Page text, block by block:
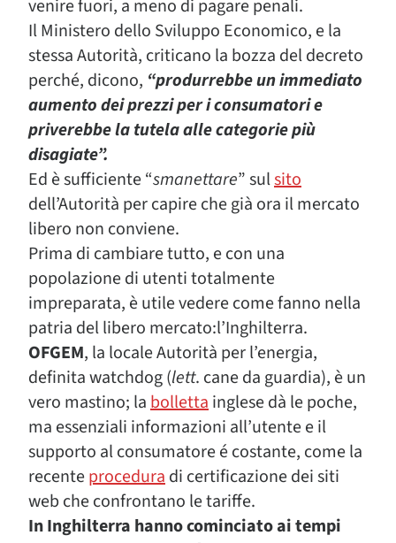
venire fuori, a meno di pagare penali.
Il Ministero dello Sviluppo Economico, e la
stessa Autorità, criticano la bozza del decreto
perché, dicono, “produrrebbe un immediato
aumento dei prezzi per i consumatori e
priverebbe la tutela alle categorie più
disagiate”.
Ed è sufficiente “smanettare” sulsito
dell’Autorità per capire che già ora il mercato
libero non conviene.
Prima di cambiare tutto, e con una
popolazione di utenti totalmente
impreparata, è utile vedere come fanno nella
patria del libero mercato:l’Inghilterra.
OFGEM, la locale Autorità per l’energia,
definita watchdog (lett. cane da guardia), è un
vero mastino; labollettainglese dà le poche,
ma essenziali informazioni all’utente e il
supporto al consumatore é costante, come la
recenteproceduradi certificazione dei siti
web che confrontano le tariffe.
In Inghilterra hanno cominciato ai tempi